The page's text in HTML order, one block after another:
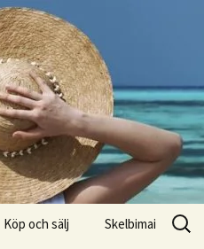
Köp och sälj Skelbimai
Search
for: